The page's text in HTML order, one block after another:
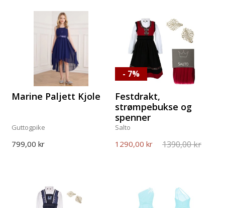
Marine Paljett Kjole
Guttogpike
799,00 kr
Festdrakt,
strømpebukse og
spenner
Salto
1290,00 kr 1390,00 kr
- 7%